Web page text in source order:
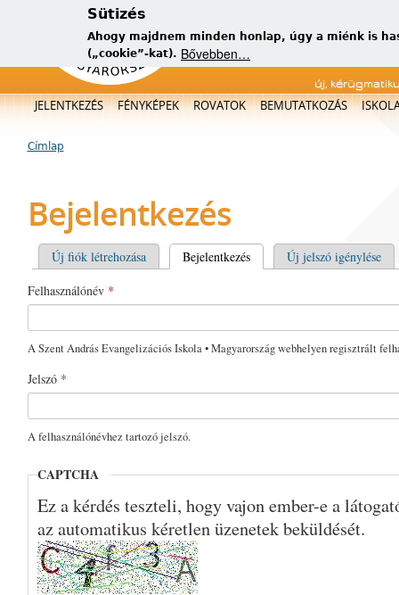
Sütizés
Ahogy majdnem minden honlap, úgy a miénk is
(„cookie”-kat). Bővebben…
új,
Főmenü
JELENTKEZÉS FÉNYKÉPEK ROVATOK BEMUTATKOZÁS
Jelenlegi hely
Címlap
Bejelentkezés
Elsődleges fülek
Új fiók létrehozása Bejelentkezés(aktív fül)Új jelszó igénylése
Felhasználónév *
A Szent András Evangelizációs Iskola • Magyarország webhelyen regisztrált
Jelszó *
A felhasználónévhez tartozó jelszó.
CAPTCHA
Ez a kérdés teszteli, hogy vajon ember-e a
az automatikus kéretlen üzenetek beküldését.